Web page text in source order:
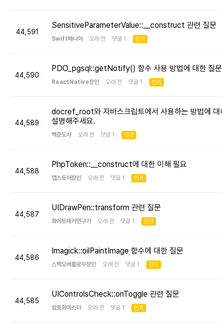
44,591
SensitiveParameterValue::__construct 관련 질문
Swift매니아 오래 전 댓글 1 인기
44,590
PDO_pgsql::getNotify() 함수 사용 방법에 대한 질문
ReactNative장인 오래 전 댓글 1 인기
44,589
docref_root와 자바스크립트에서 사용하는 방법에 대
설명해주세요.
백준도사 오래 전 댓글 1 인기
44,588
PhpToken::__construct에 대한 이해 필요
앱스토어장인 오래 전 댓글 1 인기
44,587
UIDrawPen::transform 관련 질문
화이트해커연구가 오래 전 댓글 1 인기
44,586
Imagick::oilPaintImage 함수에 대한 질문
스택오버플로우장인 오래 전 댓글 1 인기
44,585
UIControlsCheck::onToggle 관련 질문
암호화마스터 오래 전 댓글 1 인기